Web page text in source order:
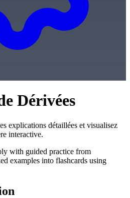
Dérivées
explications détaillées et visualisez
interactive.
with guided practice from
examples into flashcards using